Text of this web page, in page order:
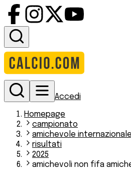
Accedi
Homepage
campionato
amichevole
risultati
2025
amichevoli non fifa